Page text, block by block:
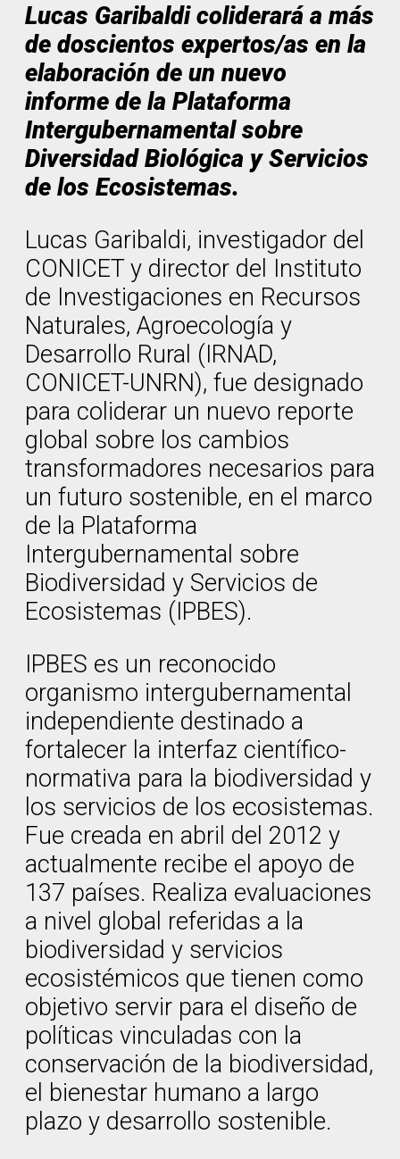
Lucas Garibaldi coliderará a más
de doscientos expertos/as en la
elaboración de un nuevo
informe de la Plataforma
Intergubernamental sobre
Diversidad Biológica y Servicios
de los Ecosistemas.
Lucas Garibaldi, investigador del
CONICET y director del Instituto
de Investigaciones en Recursos
Naturales, Agroecología y
Desarrollo Rural (IRNAD,
CONICET-UNRN), fue designado
para coliderar un nuevo reporte
global sobre los cambios
transformadores necesarios para
un futuro sostenible, en el marco
de la Plataforma
Intergubernamental sobre
Biodiversidad y Servicios de
Ecosistemas (IPBES).
IPBES es un reconocido
organismo intergubernamental
independiente destinado a
fortalecer la interfaz científico-
normativa para la biodiversidad y
los servicios de los ecosistemas.
Fue creada en abril del 2012 y
actualmente recibe el apoyo de
137 países. Realiza evaluaciones
a nivel global referidas a la
biodiversidad y servicios
ecosistémicos que tienen como
objetivo servir para el diseño de
políticas vinculadas con la
conservación de la biodiversidad,
el bienestar humano a largo
plazo y desarrollo sostenible.